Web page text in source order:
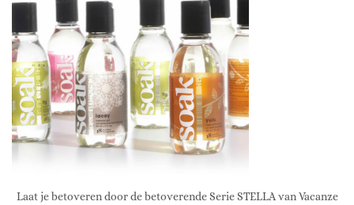
Laat je betoveren door de betoverende Serie STELLA van Vacanze